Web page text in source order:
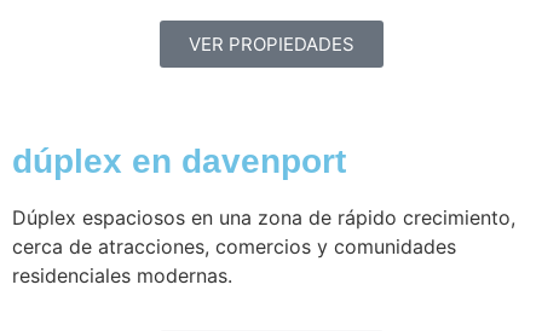
VER PROPIEDADES
dúplex en davenport
Dúplex espaciosos en una zona de rápido crecimiento,
cerca de atracciones, comercios y comunidades
residenciales modernas.